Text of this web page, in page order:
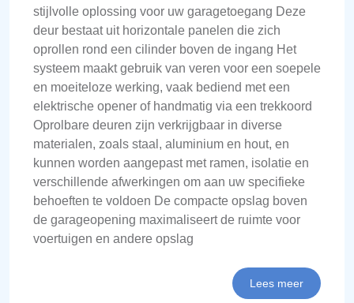
stijlvolle oplossing voor uw garagetoegang Deze
deur bestaat uit horizontale panelen die zich
oprollen rond een cilinder boven de ingang Het
systeem maakt gebruik van veren voor een soepele
en moeiteloze werking, vaak bediend met een
elektrische opener of handmatig via een trekkoord
Oprolbare deuren zijn verkrijgbaar in diverse
materialen, zoals staal, aluminium en hout, en
kunnen worden aangepast met ramen, isolatie en
verschillende afwerkingen om aan uw specifieke
behoeften te voldoen De compacte opslag boven
de garageopening maximaliseert de ruimte voor
voertuigen en andere opslag
Lees meer